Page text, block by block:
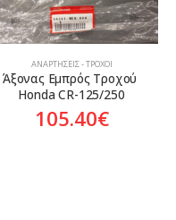
ΑΝΑΡΤΉΣΕΙΣ - ΤΡΟΧΟΊ
Άξονας Εμπρός Τροχού
Honda CR-125/250
105.40€